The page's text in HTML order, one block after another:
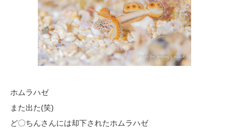
ホムラハゼ
また出た(笑)
ど〇ちんさんには却下されたホムラハゼ